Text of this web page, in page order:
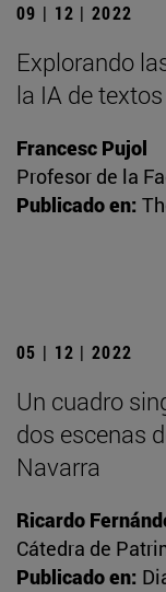
09 | 12 | 2022
Explorando
la IA de
Francesc Pujol
Profesor de la
Publicado en:
05 | 12 | 2022
Un cuadro
dos escenas
Navarra
Ricardo
Cátedra de
Publicado en: